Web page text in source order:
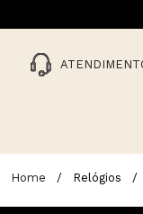
Relógios